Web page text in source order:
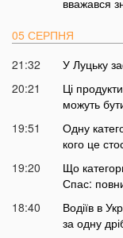
вважався
05 СЕРПНЯ
21:32
У Луцьку
20:21
Ці
можуть
19:51
Одну
кого це
19:20
Що
Спас:
18:40
Водіїв в
за одну